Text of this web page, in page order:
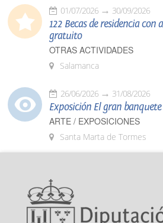
01/07/2026 30/09/2026
122 Becas de residencia
gratuito
OTRAS ACTIVIDADES
Salamanca
26/06/2026 31/08/2026
Exposición El gran
ARTE / EXPOSICIONES
Santa Marta de Tormes